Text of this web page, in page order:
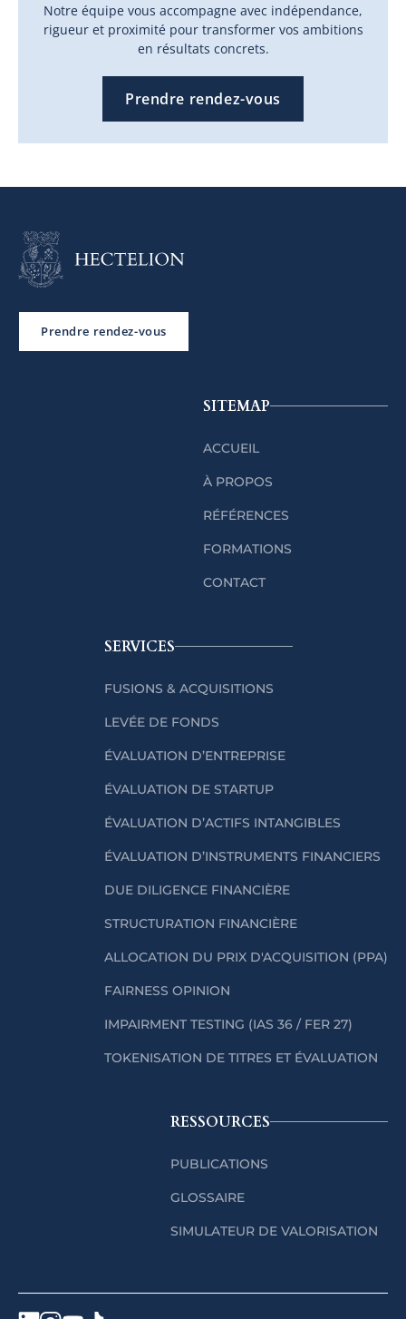
Notre équipe vous accompagne avec indépendance,
rigueur et proximité pour transformer vos ambitions
en résultats concrets.
Prendre rendez-vous
Prendre rendez-vous
SITEMAP
ACCUEIL
À PROPOS
RÉFÉRENCES
FORMATIONS
CONTACT
SERVICES
FUSIONS & ACQUISITIONS
LEVÉE DE FONDS
ÉVALUATION D’ENTREPRISE
ÉVALUATION DE STARTUP
ÉVALUATION D’ACTIFS INTANGIBLES
ÉVALUATION D’INSTRUMENTS FINANCIERS
DUE DILIGENCE FINANCIÈRE
STRUCTURATION FINANCIÈRE
ALLOCATION DU PRIX D'ACQUISITION (PPA)
FAIRNESS OPINION
IMPAIRMENT TESTING (IAS 36 / FER 27)
TOKENISATION DE TITRES ET ÉVALUATION
RESSOURCES
PUBLICATIONS
GLOSSAIRE
SIMULATEUR DE VALORISATION